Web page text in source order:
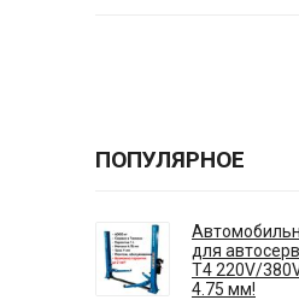
ПОПУЛЯРНОЕ
для
T4 220V/
4.75 мм!